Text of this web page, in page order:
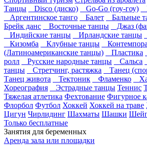
Танцы
Disco (диско) Go-Go (гоу-гоу)
Аргентинское танго
Балет Бальные
Брейк данс
Восточные танцы Джаз
Индийские танцы
Ирландские танцы
Кизомба
Клубные танцы
(Латиноамериканские танцы)
Пластика
ролл
Русские народные танцы Сальса
танцы
Стретчинг, растяжка
Танец
Танец живота
Тектоник Фламенко
Хореография
Эстрадные танцы Теннис
Тяжелая атлетика Фехтование Фигурное
Флорбол Футбол Хоккей Хоккей на траве
Цигун Чирлидинг Шахматы Шашки
Только бесплатные
Занятия для беременных
Аренда зала или площадки